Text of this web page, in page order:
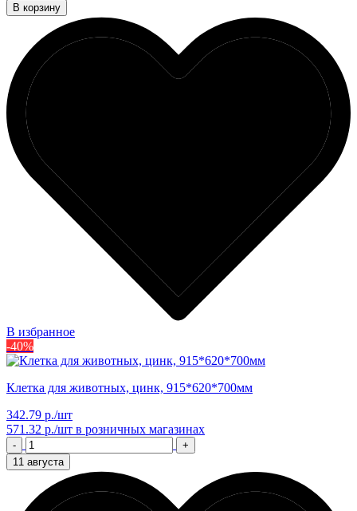
В корзину
В избранное
-40%
Клетка для животных, цинк, 915*620*700мм
342.79 р./шт
571.32 р./шт в розничных магазинах
-
+
11 августа